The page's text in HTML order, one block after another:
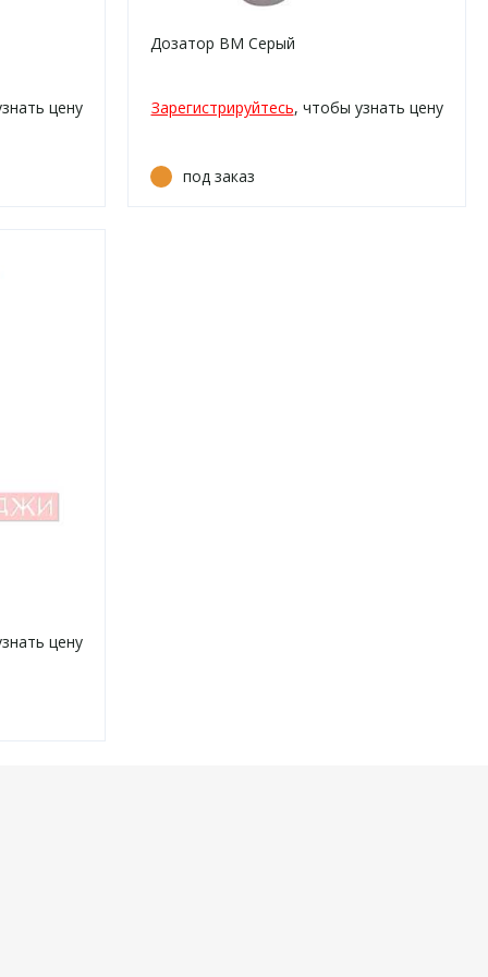
цену
Дозатор ВМ Серый
Зарегистрируйтесь, чтобы узнать цену
под заказ
цену